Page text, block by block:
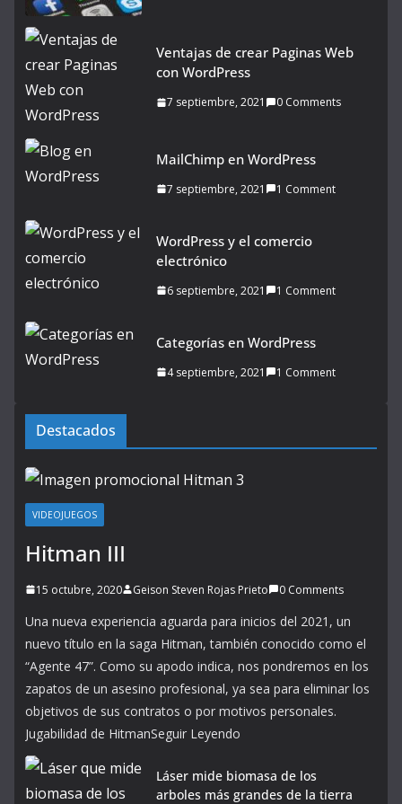
Ventajas de crear Paginas Web
con WordPress
7 septiembre, 2021 0 Comments
MailChimp en WordPress
7 septiembre, 2021 1 Comment
WordPress y el comercio
electrónico
6 septiembre, 2021 1 Comment
Categorías en WordPress
4 septiembre, 2021 1 Comment
Destacados
VIDEOJUEGOS
Hitman III
15 octubre, 2020 Geison Steven Rojas Prieto 0 Comments
Una nueva experiencia aguarda para inicios del 2021, un
nuevo título en la saga Hitman, también conocido como el
“Agente 47”. Como su apodo indica, nos pondremos en los
zapatos de un asesino profesional, ya sea para eliminar los
objetivos de sus contratos o por motivos personales.
Jugabilidad de HitmanSeguir Leyendo
Láser mide biomasa de los
arboles más grandes de la tierra